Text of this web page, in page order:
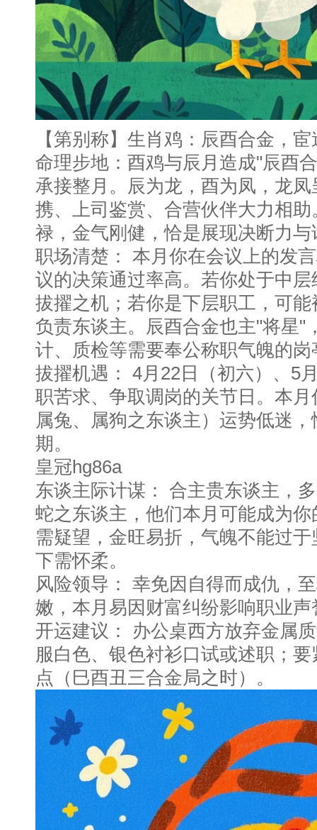
【第别称】生肖鸡：辰酉合金，
命理步地：酉鸡与辰月造成"辰酉
承接整月。辰为龙，酉为凤，龙
携、上司鉴赏、合营伙伴大力相
禄，金气刚健，恰是展现决断力
职场清楚： 本月你在会议上的发
议的决策通过率高。若你处于中
拔擢之机；若你是下层职工，可
负责东谈主。辰酉合金也主"将星"
计、质检等需要奉公称职气魄的岗
拔擢机遇： 4月22日（初六）、5
职苦求、争取调岗的关节日。本
属兔、属狗之东谈主）运势低迷
期。
皇冠hg86a
东谈主际计谋： 合主贵东谈主，
蛇之东谈主，他们本月可能成为
需疑望，金旺易折，气魄不能过
下需怀柔。
风险领导： 幸免因自得而成仇，
嫩，本月易因财富纠纷影响职业声
开运建议： 办公桌西方放弃金属
服白色、银色衬衫口试或述职；
点（巳酉丑三合金局之时）。